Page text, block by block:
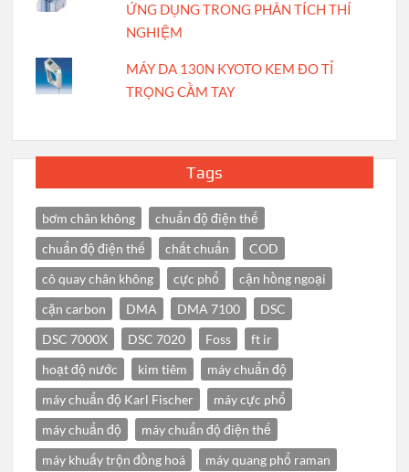
ỨNG DỤNG TRONG PHÂN TÍCH THÍ
NGHIỆM
MÁY DA 130N KYOTO KEM ĐO TỈ
TRỌNG CẦM TAY
Tags
bơm chân không
chuẩn độ điện thế
chuẩn độ điện thế
chất chuẩn
COD
cô quay chân không
cực phổ
cận hồng ngoại
cặn carbon
DMA DMA 7100
DSC
DSC 7000X
DSC 7020 Foss
ft ir
hoạt độ nước
kim tiêm
máy chuẩn độ
máy chuẩn độ Karl Fischer
máy cực phổ
máy chuẩn độ
máy chuẩn độ điện thế
máy khuấy trộn đồng hoá
máy quang phổ raman